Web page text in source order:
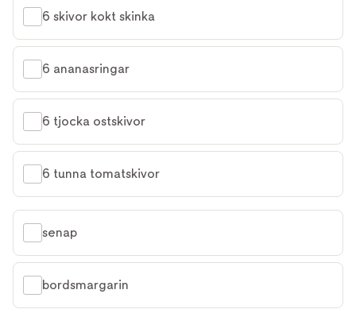
6 skivor kokt skinka
6 ananasringar
6 tjocka ostskivor
6 tunna tomatskivor
senap
bordsmargarin